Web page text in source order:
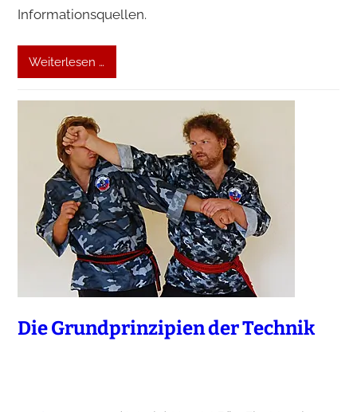
Informationsquellen.
Weiterlesen …
Die Grundprinzipien der Technik